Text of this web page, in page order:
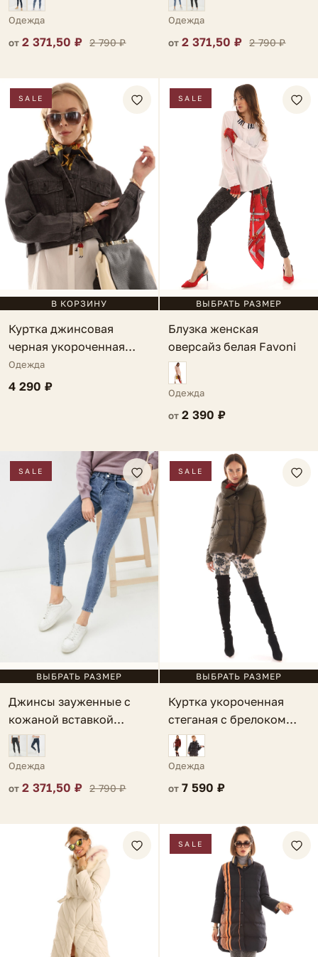
Одежда
от 2 371,50 ₽ 2 790 ₽
Одежда
от 2 371,50 ₽ 2 790 ₽
SALE
В КОРЗИНУ
Куртка джинсовая
черная укороченная
Elisabetta
Одежда
4 290 ₽
SALE
ВЫБРАТЬ РАЗМЕР
Блузка женская
оверсайз белая Favoni
Одежда
от 2 390 ₽
SALE
ВЫБРАТЬ РАЗМЕР
Джинсы зауженные с
кожаной вставкой
голубые Rizzuto
Одежда
от 2 371,50 ₽ 2 790 ₽
SALE
ВЫБРАТЬ РАЗМЕР
Куртка укороченная
стеганая с брелоком
темно-оливковый Paola
Одежда
от 7 590 ₽
SALE